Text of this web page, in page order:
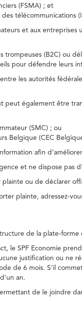
(FSMA) ; et
télécommunications
et aux
trompeuses (B2C) ou
pour défendre leurs
les autorités
peut également être
(SMC) ; ou
Belgique (CEC
afin
et ne dispose pas
ou de déclarer
plainte, adressez-
de la plate-
le SPF Economie
justification ou ne
de 6 mois. S’il
an.
de le joindre